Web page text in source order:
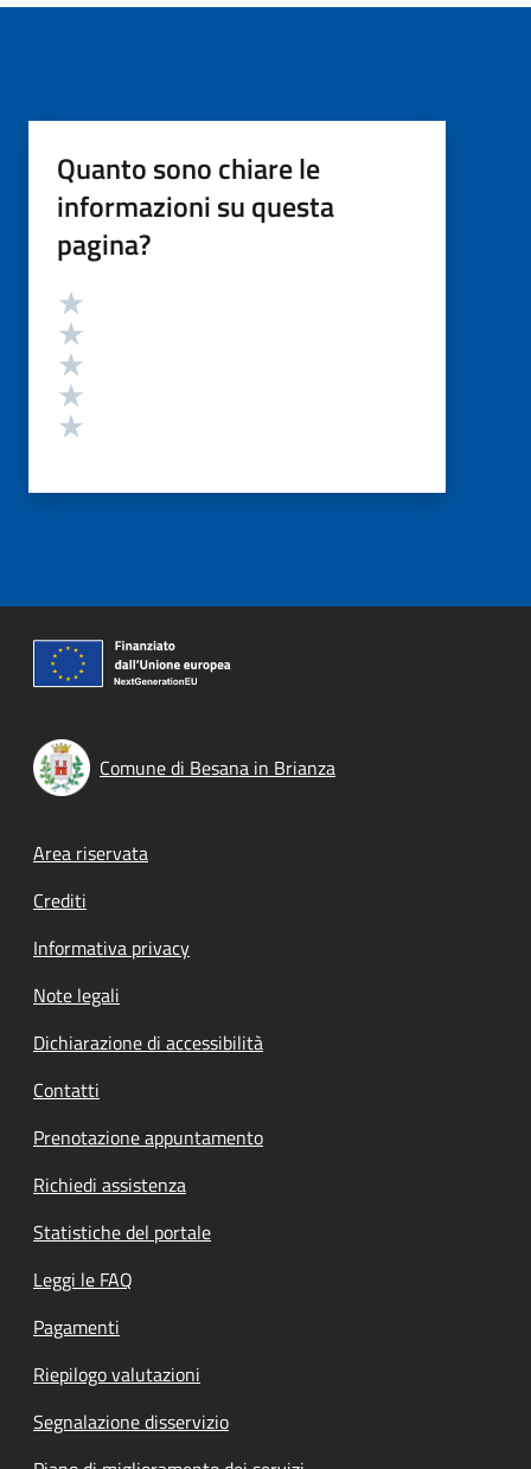
Quanto sono chiare le
informazioni su questa
pagina?
Valutazione
Comune di Besana in Brianza
Footer menu
Area riservata
Crediti
Informativa privacy
Note legali
Dichiarazione di accessibilità
Contatti
Prenotazione appuntamento
Richiedi assistenza
Statistiche del portale
Leggi le FAQ
Pagamenti
Riepilogo valutazioni
Segnalazione disservizio